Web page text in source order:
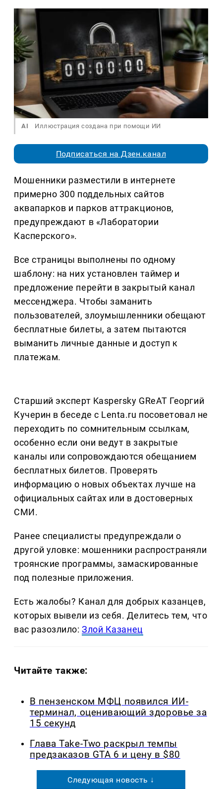
AI Иллюстрация создана при помощи ИИ
Подписаться на Дзен.канал
Мошенники разместили в интернете
примерно 300 поддельных сайтов
аквапарков и парков аттракционов,
предупреждают в «Лаборатории
Касперского».
Все страницы выполнены по одному
шаблону: на них установлен таймер и
предложение перейти в закрытый канал
мессенджера. Чтобы заманить
пользователей, злоумышленники обещают
бесплатные билеты, а затем пытаются
выманить личные данные и доступ к
платежам.
Старший эксперт Kaspersky GReAT Георгий
Кучерин в беседе с Lenta.ru посоветовал не
переходить по сомнительным ссылкам,
особенно если они ведут в закрытые
каналы или сопровождаются обещанием
бесплатных билетов. Проверять
информацию о новых объектах лучше на
официальных сайтах или в достоверных
СМИ.
Ранее специалисты предупреждали о
другой уловке: мошенники распространяли
троянские программы, замаскированные
под полезные приложения.
Есть жалобы? Канал для добрых казанцев,
которых вывели из себя. Делитеcь тем, что
вас разозлило:Злой Казанец
Читайте также:
В пензенском МФЦ появился ИИ-
терминал, оценивающий здоровье за
15 секунд
Глава Take-Two раскрыл темпы
предзаказов GTA 6 и цену в $80
Следующая новость ↓